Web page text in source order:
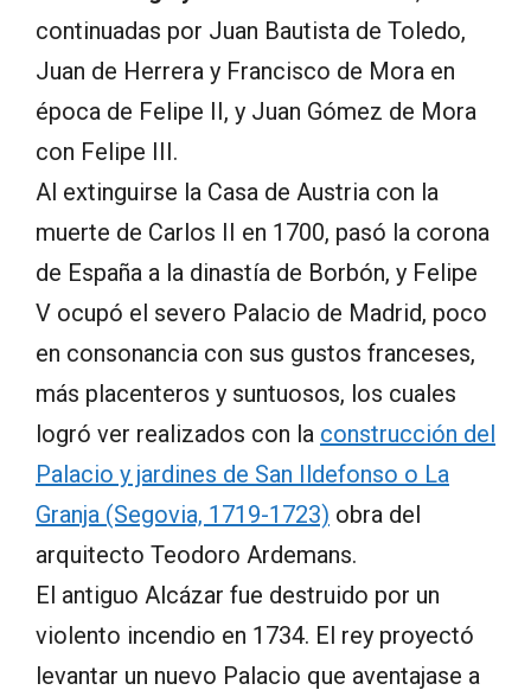
continuadas por Juan Bautista de Toledo,
Juan de Herrera y Francisco de Mora en
época de Felipe II, y Juan Gómez de Mora
con Felipe III.
Al extinguirse la Casa de Austria con la
muerte de Carlos II en 1700, pasó la corona
de España a la dinastía de Borbón, y Felipe
V ocupó el severo Palacio de Madrid, poco
en consonancia con sus gustos franceses,
más placenteros y suntuosos, los cuales
logró ver realizados con la construcción del
Palacio y jardines de San Ildefonso o La
Granja (Segovia, 1719-1723) obra del
arquitecto Teodoro Ardemans.
El antiguo Alcázar fue destruido por un
violento incendio en 1734. El rey proyectó
levantar un nuevo Palacio que aventajase a